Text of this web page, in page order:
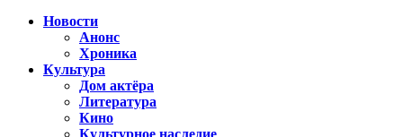
Новости
Анонс
Хроника
Культура
Дом актёра
Литература
Кино